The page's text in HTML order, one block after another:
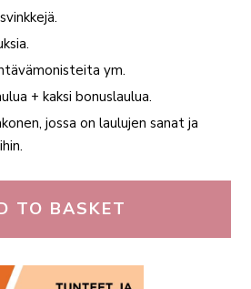
ym.
+ kaksi bonuslaulua.
jossa on laulujen sanat ja
TO BASKET